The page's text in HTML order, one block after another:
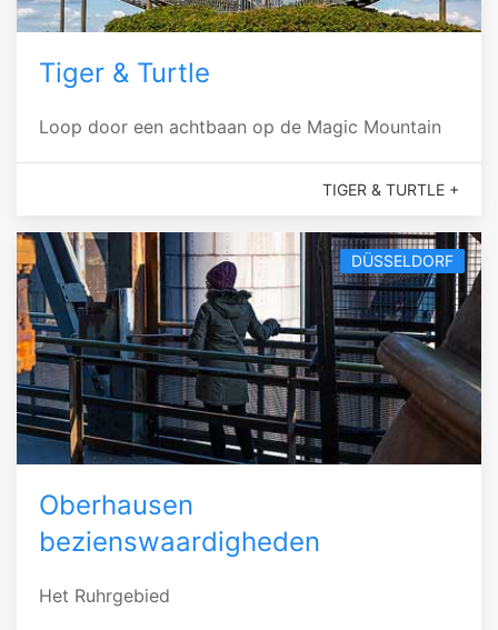
Tiger & Turtle
Loop door een achtbaan op de Magic Mountain
TIGER & TURTLE +
DÜSSELDORF
Oberhausen
bezienswaardigheden
Het Ruhrgebied